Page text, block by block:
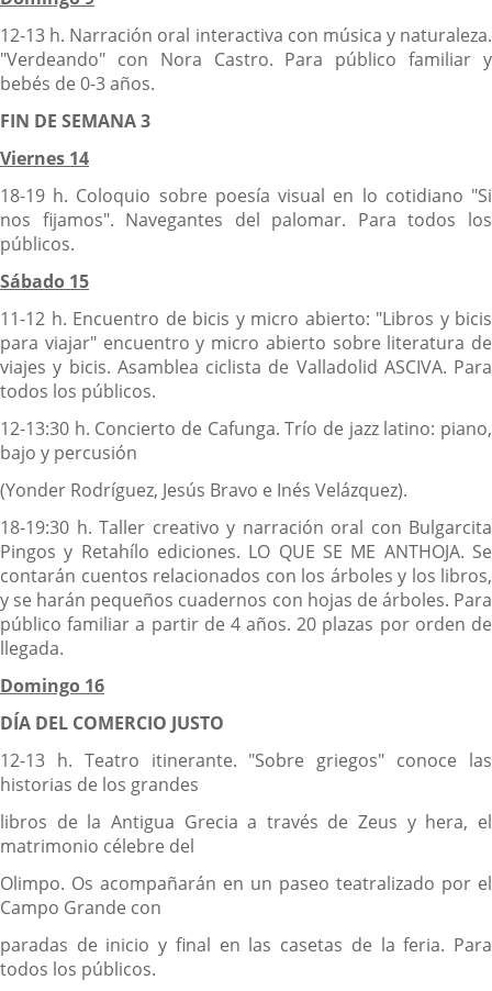
12-13 h. Narración oral interactiva con música y naturaleza.
"Verdeando" con Nora Castro. Para público familiar y
bebés de 0-3 años.
FIN DE SEMANA 3
Viernes 14
18-19 h. Coloquio sobre poesía visual en lo cotidiano "Si
nos fijamos". Navegantes del palomar. Para todos los
públicos.
Sábado 15
11-12 h. Encuentro de bicis y micro abierto: "Libros y bicis
para viajar" encuentro y micro abierto sobre literatura de
viajes y bicis. Asamblea ciclista de Valladolid ASCIVA. Para
todos los públicos.
12-13:30 h. Concierto de Cafunga. Trío de jazz latino: piano,
bajo y percusión
(Yonder Rodríguez, Jesús Bravo e Inés Velázquez).
18-19:30 h. Taller creativo y narración oral con Bulgarcita
Pingos y Retahílo ediciones. LO QUE SE ME ANTHOJA. Se
contarán cuentos relacionados con los árboles y los libros,
y se harán pequeños cuadernos con hojas de árboles. Para
público familiar a partir de 4 años. 20 plazas por orden de
llegada.
Domingo 16
DÍA DEL COMERCIO JUSTO
12-13 h. Teatro itinerante. "Sobre griegos" conoce las
historias de los grandes
libros de la Antigua Grecia a través de Zeus y hera, el
matrimonio célebre del
Olimpo. Os acompañarán en un paseo teatralizado por el
Campo Grande con
paradas de inicio y final en las casetas de la feria. Para
todos los públicos.